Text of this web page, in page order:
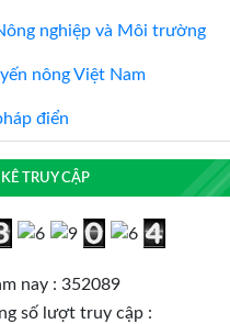
nghiệp và Môi trường
nông Việt Nam
điển
TRUY CẬP
nay : 352089
số lượt truy cập :